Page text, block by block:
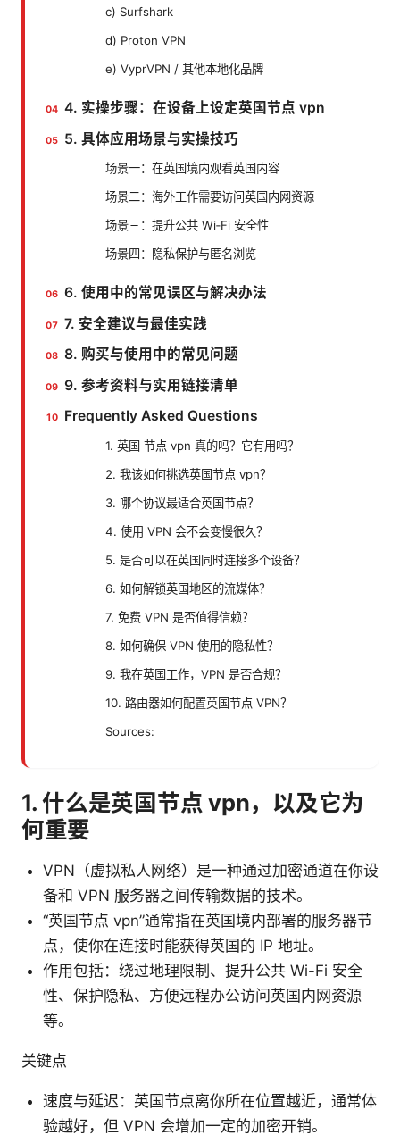
c) Surfshark
d) Proton VPN
e) VyprVPN / 其他本地化品牌
4. 实操步骤：在设备上设定英国节点 vpn
5. 具体应用场景与实操技巧
场景一：在英国境内观看英国内容
场景二：海外工作需要访问英国内网资源
场景三：提升公共 Wi‑Fi 安全性
场景四：隐私保护与匿名浏览
6. 使用中的常见误区与解决办法
7. 安全建议与最佳实践
8. 购买与使用中的常见问题
9. 参考资料与实用链接清单
Frequently Asked Questions
1. 英国 节点 vpn 真的吗？它有用吗？
2. 我该如何挑选英国节点 vpn？
3. 哪个协议最适合英国节点？
4. 使用 VPN 会不会变慢很久？
5. 是否可以在英国同时连接多个设备？
6. 如何解锁英国地区的流媒体？
7. 免费 VPN 是否值得信赖？
8. 如何确保 VPN 使用的隐私性？
9. 我在英国工作，VPN 是否合规？
10. 路由器如何配置英国节点 VPN？
Sources:
1. 什么是英国节点 vpn，以及它为
何重要
VPN（虚拟私人网络）是一种通过加密通道在你设
备和 VPN 服务器之间传输数据的技术。
“英国节点 vpn”通常指在英国境内部署的服务器节
点，使你在连接时能获得英国的 IP 地址。
作用包括：绕过地理限制、提升公共 Wi-Fi 安全
性、保护隐私、方便远程办公访问英国内网资源
等。
关键点
速度与延迟：英国节点离你所在位置越近，通常体
验越好，但 VPN 会增加一定的加密开销。